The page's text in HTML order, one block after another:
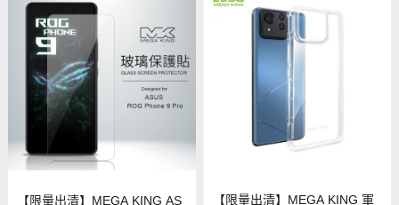
【限量出清】MEGA KING AS
【限量出清】MEGA KING 軍